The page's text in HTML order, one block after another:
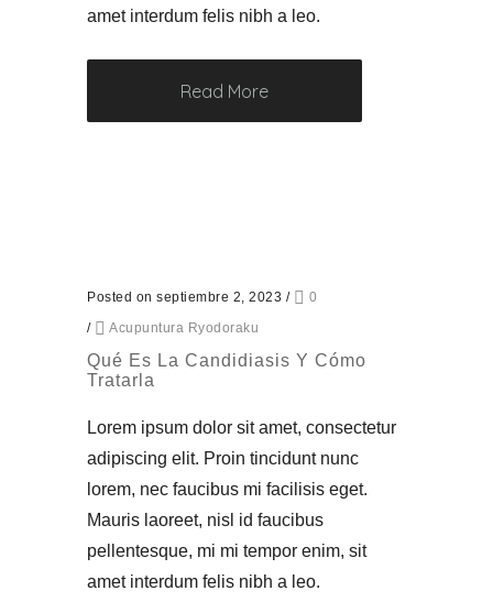
amet interdum felis nibh a leo.
Read More
Posted on septiembre 2, 2023 /
0
/
Acupuntura Ryodoraku
Qué Es La Candidiasis Y Cómo
Tratarla
Lorem ipsum dolor sit amet, consectetur
adipiscing elit. Proin tincidunt nunc
lorem, nec faucibus mi facilisis eget.
Mauris laoreet, nisl id faucibus
pellentesque, mi mi tempor enim, sit
amet interdum felis nibh a leo.